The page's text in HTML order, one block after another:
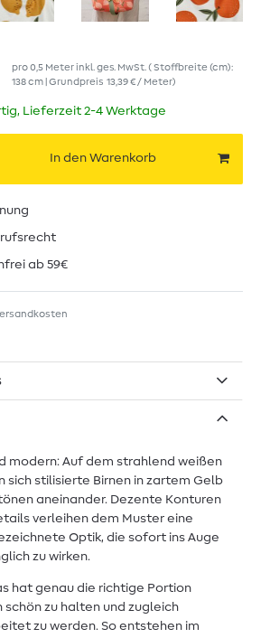
pro0,5 Meterinkl. ges. MwSt. ( Stoffbreite (cm):
138 cm | Grundpreis 13,39 € / Meter)
Lieferzeit 2-4 Werktage
In den Warenkorb
ab 59€
modern: Auf dem strahlend weißen
sich stilisierte Birnen in zartem Gelb
aneinander. Dezente Konturen
verleihen dem Muster eine
Optik, die sofort ins Auge
zu wirken.
hat genau die richtige Portion
schön zu halten und zugleich
zu werden. So entstehen im